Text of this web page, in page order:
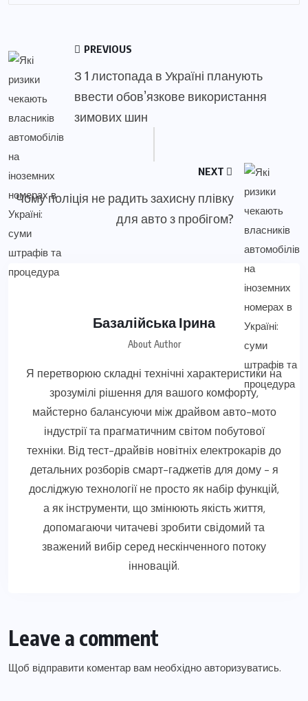
PREVIOUS
З 1 листопада в Україні планують
ввести обов’язкове використання
зимових шин
NEXT
Чому поліція не радить захисну плівку
для авто з пробігом?
Базалійська Ірина
About Author
Я перетворюю складні технічні характеристики на
зрозумілі рішення для вашого комфорту,
майстерно балансуючи між драйвом авто-мото
індустрії та прагматичним світом побутової
техніки. Від тест-драйвів новітніх електрокарів до
детальних розборів смарт-гаджетів для дому - я
досліджую технології не просто як набір функцій,
а як інструменти, що змінюють якість життя,
допомагаючи читачеві зробити свідомий та
зважений вибір серед нескінченного потоку
інновацій.
Leave a comment
Щоб відправити коментар вам необхідно авторизуватись.